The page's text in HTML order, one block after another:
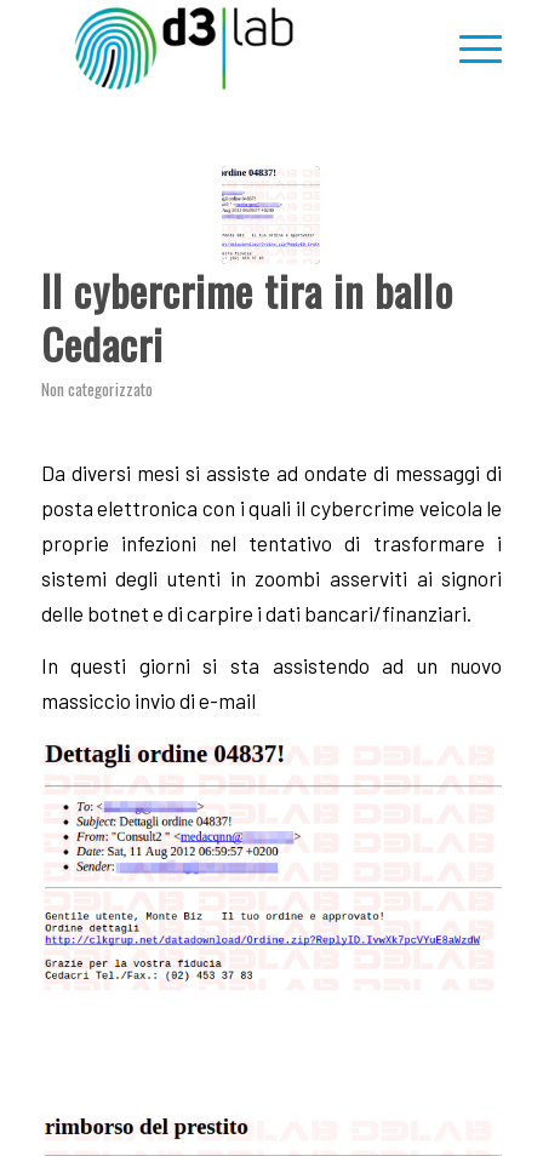
Il cybercrime tira in ballo
Cedacri
Non categorizzato
Da diversi mesi si assiste ad ondate di messaggi di
posta elettronica con i quali il cybercrime veicola le
proprie infezioni nel tentativo di trasformare i
sistemi degli utenti in zoombi asserviti ai signori
delle botnet e di carpire i dati bancari/finanziari.
In questi giorni si sta assistendo ad un nuovo
massiccio invio di e-mail